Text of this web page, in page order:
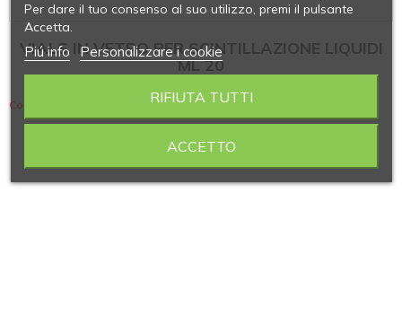
VIALS IN VETRO PER SCINTILLAZIONE LIQUIDI
ML 20
Contiene 6 articoli
Per dare il tuo consenso al suo utilizzo, premi il pulsante
Accetta.
Piú info Personalizzare i cookie
RIFIUTA TUTTI
ACCETTO